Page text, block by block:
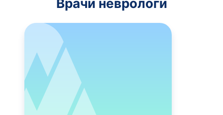
Врачи неврологи